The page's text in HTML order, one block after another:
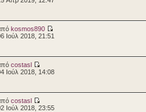
kosmos890
Ιούλ 2018, 21:51
costasl
Ιούλ 2018, 14:08
costasl
Ιούλ 2018, 23:55